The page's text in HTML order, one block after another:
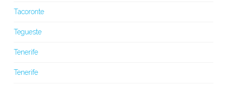
Tacoronte
Tegueste
Tenerife
Tenerife